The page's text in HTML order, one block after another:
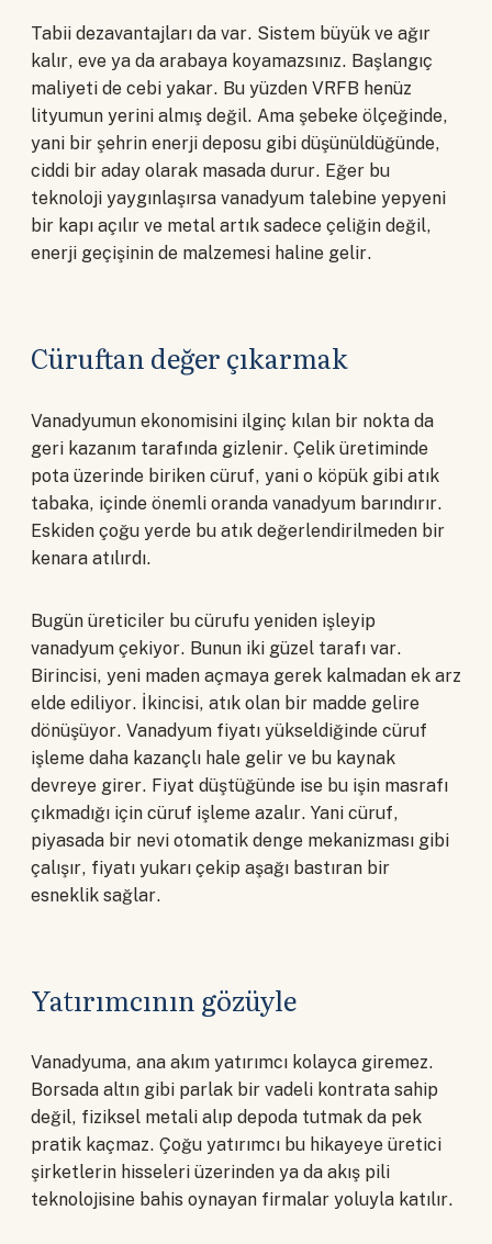
Tabii dezavantajları da var. Sistem büyük ve ağır
kalır, eve ya da arabaya koyamazsınız. Başlangıç
maliyeti de cebi yakar. Bu yüzden VRFB henüz
lityumun yerini almış değil. Ama şebeke ölçeğinde,
yani bir şehrin enerji deposu gibi düşünüldüğünde,
ciddi bir aday olarak masada durur. Eğer bu
teknoloji yaygınlaşırsa vanadyum talebine yepyeni
bir kapı açılır ve metal artık sadece çeliğin değil,
enerji geçişinin de malzemesi haline gelir.
Cüruftan değer çıkarmak
Vanadyumun ekonomisini ilginç kılan bir nokta da
geri kazanım tarafında gizlenir. Çelik üretiminde
pota üzerinde biriken cüruf, yani o köpük gibi atık
tabaka, içinde önemli oranda vanadyum barındırır.
Eskiden çoğu yerde bu atık değerlendirilmeden bir
kenara atılırdı.
Bugün üreticiler bu cürufu yeniden işleyip
vanadyum çekiyor. Bunun iki güzel tarafı var.
Birincisi, yeni maden açmaya gerek kalmadan ek arz
elde ediliyor. İkincisi, atık olan bir madde gelire
dönüşüyor. Vanadyum fiyatı yükseldiğinde cüruf
işleme daha kazançlı hale gelir ve bu kaynak
devreye girer. Fiyat düştüğünde ise bu işin masrafı
çıkmadığı için cüruf işleme azalır. Yani cüruf,
piyasada bir nevi otomatik denge mekanizması gibi
çalışır, fiyatı yukarı çekip aşağı bastıran bir
esneklik sağlar.
Yatırımcının gözüyle
Vanadyuma, ana akım yatırımcı kolayca giremez.
Borsada altın gibi parlak bir vadeli kontrata sahip
değil, fiziksel metali alıp depoda tutmak da pek
pratik kaçmaz. Çoğu yatırımcı bu hikayeye üretici
şirketlerin hisseleri üzerinden ya da akış pili
teknolojisine bahis oynayan firmalar yoluyla katılır.